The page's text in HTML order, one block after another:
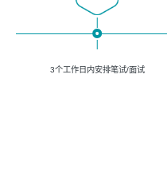
3个工作日内安排笔试/面试